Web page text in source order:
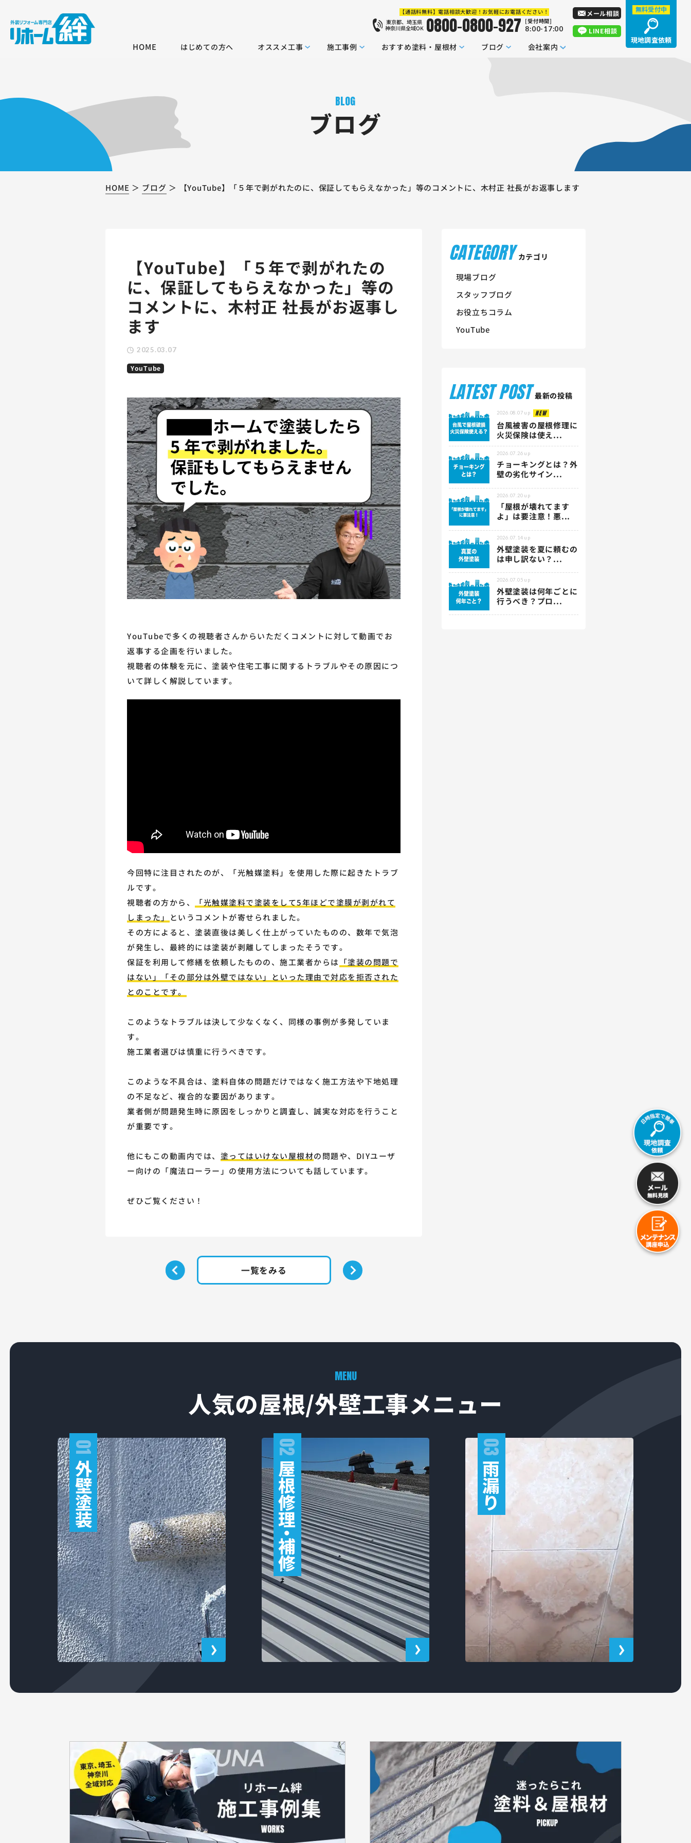
HOME はじめての方へ オススメ工事 施工事例 おすすめ塗料・屋根材 ブログ 会社案内
【通話料無料】電話相談大歓迎！お気軽にお電話ください！
東京都、埼玉県
神奈川県全域OK 0800-0800-927 [受付時間]
8:00-17:00
無料受付中
現地調査依頼
メール相談
LINE相談
BLOG
ブログ
HOME ブログ 【YouTube】「５年で剥がれたのに、保証してもらえなかった」等のコメントに、木村正 社長がお返事します
【YouTube】「５年で剥がれたの
に、保証してもらえなかった」等の
コメントに、木村正 社長がお返事し
ます
2025.03.07
YouTube
YouTubeで多くの視聴者さんからいただくコメントに対して動画でお
返事する企画を行いました。
視聴者の体験を元に、塗装や住宅工事に関するトラブルやその原因につ
いて詳しく解説しています。
今回特に注目されたのが、「光触媒塗料」を使用した際に起きたトラブ
ルです。
視聴者の方から、
「光触媒塗料で塗装をして5年ほどで塗膜が剥がれて
しまった」
というコメントが寄せられました。
その方によると、塗装直後は美しく仕上がっていたものの、数年で気泡
が発生し、最終的には塗装が剥離してしまったそうです。
保証を利用して修繕を依頼したものの、施工業者からは 「塗装の問題で
はない」「その部分は外壁ではない」といった理由で対応を拒否された
とのことです。
このようなトラブルは決して少なくなく、同様の事例が多発していま
す。
施工業者選びは慎重に行うべきです。
このような不具合は、塗料自体の問題だけではなく施工方法や下地処理
の不足など、複合的な要因があります。
業者側が問題発生時に原因をしっかりと調査し、誠実な対応を行うこと
が重要です。
他にもこの動画内では、 塗ってはいけない屋根材の問題や、DIYユーザ
ー向けの「魔法ローラー」の使用方法についても話しています。
ぜひご覧ください！
一覧をみる
CATEGORY カテゴリ
現場ブログ
スタッフブログ
お役立ちコラム
YouTube
LATEST POST 最新の投稿
2026.08.07 up NEW
台風被害の屋根修理に
火災保険は使え...
2026.07.26 up
チョーキングとは？外
壁の劣化サイン...
2026.07.20 up
「屋根が壊れてます
よ」は要注意！悪...
2026.07.14 up
外壁塗装を夏に頼むの
は申し訳ない？...
2026.07.05 up
外壁塗装は何年ごとに
行うべき？プロ...
MENU
人気の屋根/外壁工事メニュー
01
外
壁
塗
装
02
屋
根
修
理
・
補
修
03
雨
漏
り